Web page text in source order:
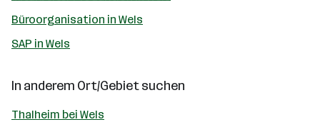
Büroorganisation in Wels
SAP in Wels
In anderem Ort/Gebiet suchen
Thalheim bei Wels